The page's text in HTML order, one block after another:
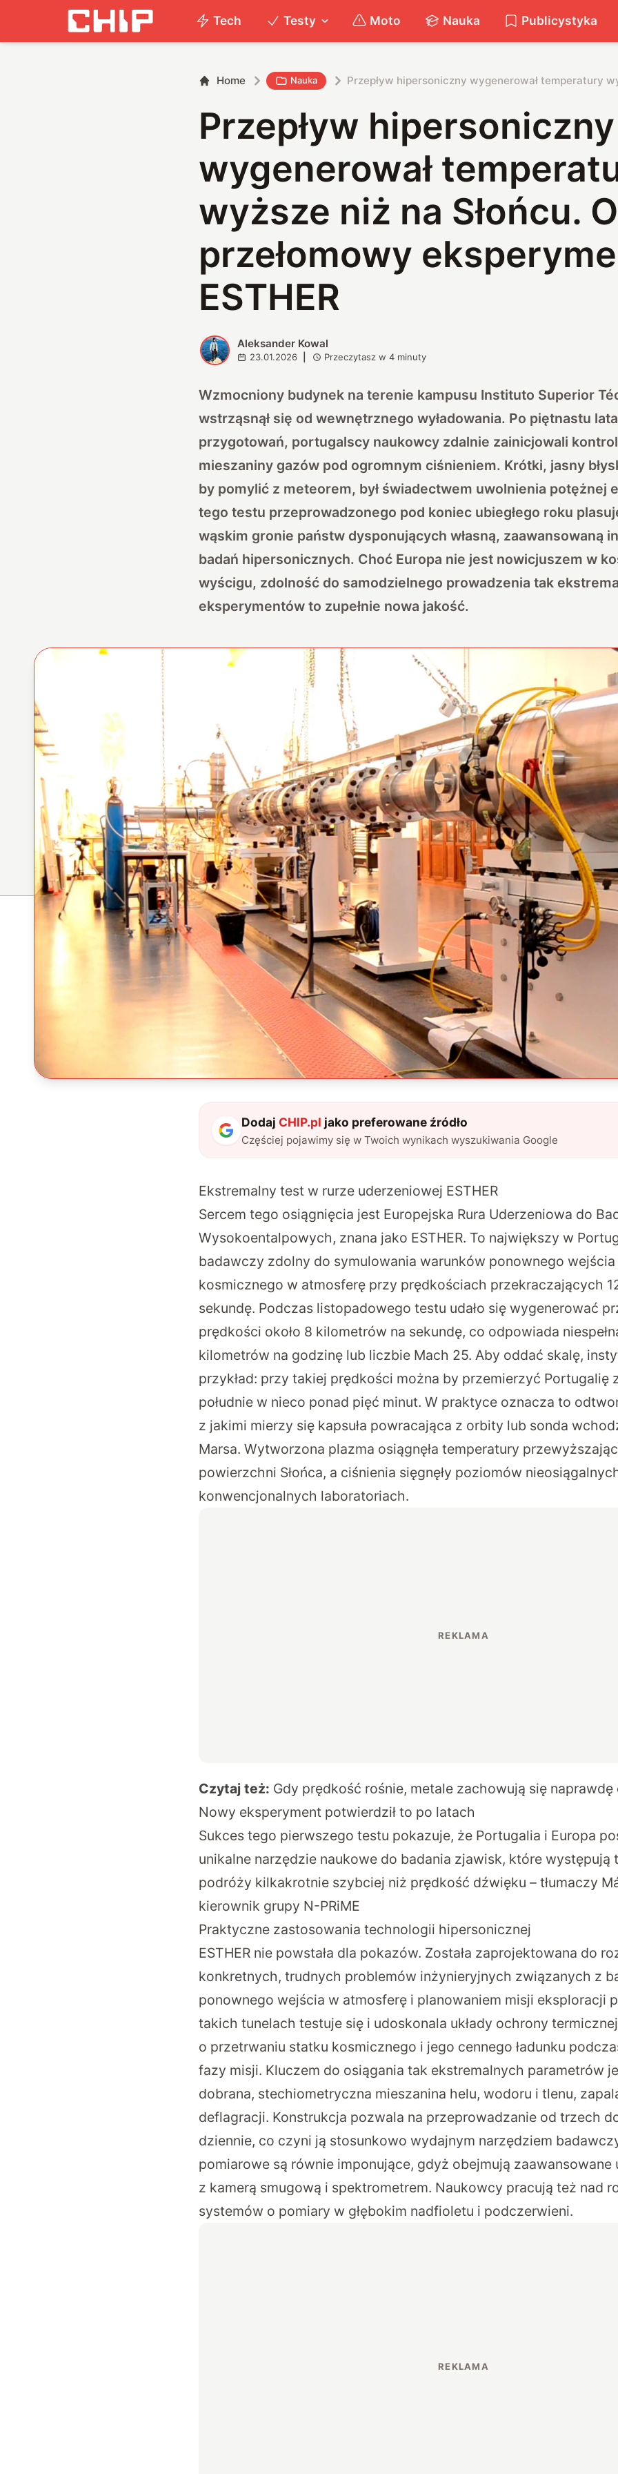
Tech Testy Moto Nauka Publicystyka
Home Nauka Przepływ hipersoniczny wygenerował temperatury
Przepływ hipersoniczny
wygenerował
wyższe niż na Słońcu.
przełomowy
ESTHER
A Aleksander Kowal
23.01.2026 Przeczytasz w4 minuty
Wzmocniony budynek na terenie kampusu Instituto Superior
wstrząsnął się od wewnętrznego wyładowania. Po piętnastu
przygotowań, portugalscy naukowcy zdalnie zainicjowali
mieszaniny gazów pod ogromnym ciśnieniem. Krótki, jasny
by pomylić z meteorem, był świadectwem uwolnienia potężnej
tego testu przeprowadzonego pod koniec ubiegłego roku
wąskim gronie państw dysponujących własną, zaawansowaną
badań hipersonicznych. Choć Europa nie jest nowicjuszem w
wyścigu, zdolność do samodzielnego prowadzenia tak
eksperymentów to zupełnie nowa jakość.
Dodaj CHIP.pl jako preferowane źródło
Częściej pojawimy się w Twoich wynikach wyszukiwania Google
Ekstremalny test w rurze uderzeniowej ESTHER
Sercem tego osiągnięcia jest Europejska Rura Uderzeniowa do
Wysokoentalpowych, znana jako ESTHER. To największy w
badawczy zdolny do symulowania warunków ponownego
kosmicznego w atmosferę przy prędkościach przekraczających
sekundę. Podczas listopadowego testu udało się wygenerować
prędkości około 8 kilometrów na sekundę, co odpowiada
kilometrów na godzinę lub liczbie Mach 25. Aby oddać skalę,
przykład: przy takiej prędkości można by przemierzyć Portugalię
południe w nieco ponad pięć minut. W praktyce oznacza to
z jakimi mierzy się kapsuła powracająca z orbity lub sonda
Marsa. Wytworzona plazma osiągnęła temperatury
powierzchni Słońca, a ciśnienia sięgnęły poziomów
konwencjonalnych laboratoriach.
Czytaj też: Gdy prędkość rośnie, metale zachowują się
Nowy eksperyment potwierdził to po latach
Sukces tego pierwszego testu pokazuje, że Portugalia i Europa
unikalne narzędzie naukowe do badania zjawisk, które występują
podróży kilkakrotnie szybciej niż prędkość dźwięku – tłumaczy
kierownik grupy N-PRiME
Praktyczne zastosowania technologii hipersonicznej
ESTHER nie powstała dla pokazów. Została zaprojektowana do
konkretnych, trudnych problemów inżynieryjnych związanych z
ponownego wejścia w atmosferę i planowaniem misji eksploracji
takich tunelach testuje się i udoskonala układy ochrony
o przetrwaniu statku kosmicznego i jego cennego ładunku
fazy misji. Kluczem do osiągania tak ekstremalnych parametrów
dobrana, stechiometryczna mieszanina helu, wodoru i tlenu,
deflagracji. Konstrukcja pozwala na przeprowadzanie od trzech
dziennie, co czyni ją stosunkowo wydajnym narzędziem
pomiarowe są równie imponujące, gdyż obejmują zaawansowane
z kamerą smugową i spektrometrem. Naukowcy pracują też nad
systemów o pomiary w głębokim nadfioletu i podczerwieni.